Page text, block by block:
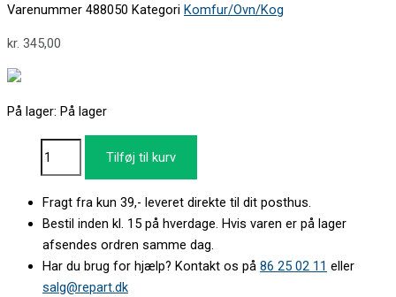
Varenummer 488050 Kategori Komfur/Ovn/Kog
kr. 345,00
På lager: På lager
Tilføj til kurv
Fragt fra kun 39,- leveret direkte til dit posthus.
Bestil inden kl. 15 på hverdage. Hvis varen er på lager
afsendes ordren samme dag.
Har du brug for hjælp? Kontakt os på 86 25 02 11 eller
salg@repart.dk